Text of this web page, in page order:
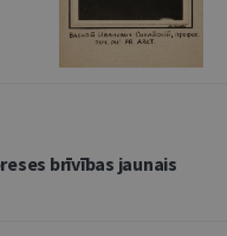
brīvības jaunais